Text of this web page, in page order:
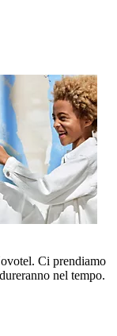
Ci prendiamo
nel tempo.